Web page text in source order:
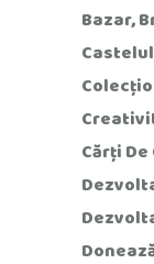
Bazar
Cărți